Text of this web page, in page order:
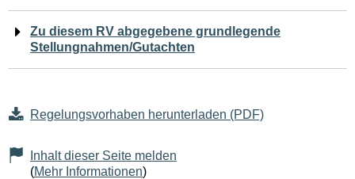
Zu diesem RV abgegebene grundlegende
Stellungnahmen/Gutachten
Regelungsvorhaben herunterladen (PDF)
Inhalt dieser Seite melden
(Mehr Informationen)